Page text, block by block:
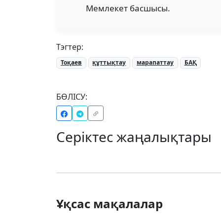
Мемлекет басшысы.
Тэгтер:
Тоқаев құттықтау марапаттау БАҚ
БӨЛІСУ:
Серіктес жаңалықтары
Ұқсас мақалалар